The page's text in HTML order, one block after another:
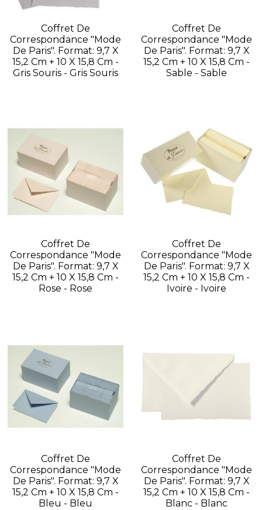
Coffret De
Correspondance "Mode
De Paris". Format: 9,7 X
15,2 Cm + 10 X 15,8 Cm -
Gris Souris - Gris Souris
Coffret De
Correspondance "Mode
De Paris". Format: 9,7 X
15,2 Cm + 10 X 15,8 Cm -
Sable - Sable
Coffret De
Correspondance "Mode
De Paris". Format: 9,7 X
15,2 Cm + 10 X 15,8 Cm -
Rose - Rose
Coffret De
Correspondance "Mode
De Paris". Format: 9,7 X
15,2 Cm + 10 X 15,8 Cm -
Ivoire - Ivoire
Coffret De
Correspondance "Mode
De Paris". Format: 9,7 X
15,2 Cm + 10 X 15,8 Cm -
Bleu - Bleu
Coffret De
Correspondance "Mode
De Paris". Format: 9,7 X
15,2 Cm + 10 X 15,8 Cm -
Blanc - Blanc